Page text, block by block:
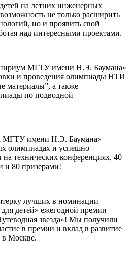
на летних инженерных
не только расширить
но и проявить свой
над интересными проектами.
МГТУ имени Н.Э. Баумана»
и проведения олимпиады НТИ
материалы”, а также
по подводной
имени Н.Э. Баумана»
олимпиадах и успешно
технических конференциях, 40
и 80 призерами!
лучших в номинации
детей» ежегодной премии
звезда»! Мы получили
в премии и вклад в развитие
в Москве.